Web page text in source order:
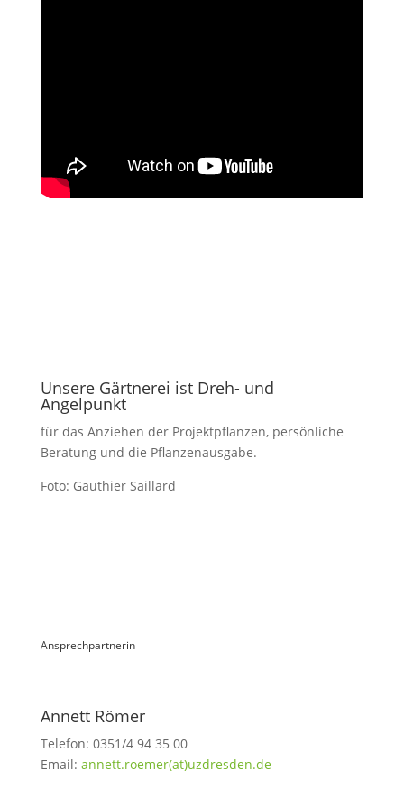
Unsere Gärtnerei ist Dreh- und
Angelpunkt
für das Anziehen der Projektpflanzen, persönliche
Beratung und die Pflanzenausgabe.
Foto: Gauthier Saillard
Ansprechpartnerin
Annett Römer
Telefon: 0351/4 94 35 00
Email: annett.roemer(at)uzdresden.de